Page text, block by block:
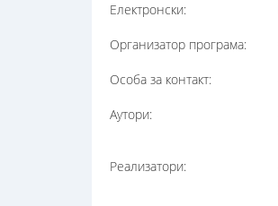
Електронски:
Организатор програма:
Особа за контакт:
Аутори:
Реализатори: